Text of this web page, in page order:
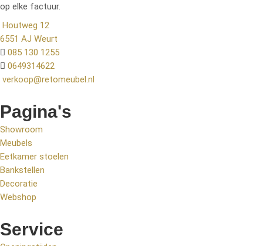
op elke factuur.
Houtweg 12
6551 AJ Weurt
085 130 1255
0649314622
verkoop@retomeubel.nl
Pagina's
Showroom
Meubels
Eetkamer stoelen
Bankstellen
Decoratie
Webshop
Service